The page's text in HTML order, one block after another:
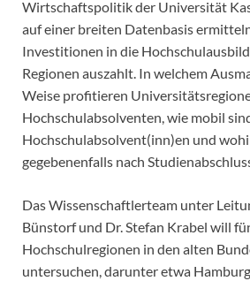
Wirtschaftspolitik der Universität
auf einer breiten Datenbasis
Investitionen in die
Regionen auszahlt. In welchem
Weise profitieren
Hochschulabsolventen, wie mobil
Hochschulabsolvent(inn)en und
gegebenenfalls nach
Das Wissenschaftlerteam unter
Bünstorf und Dr. Stefan Krabel will
Hochschulregionen in den alten
untersuchen, darunter etwa